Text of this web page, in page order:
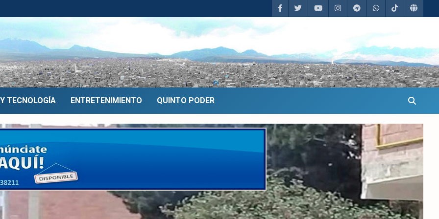
TECNOLOGÍA ENTRETENIMIENTO QUINTO PODER